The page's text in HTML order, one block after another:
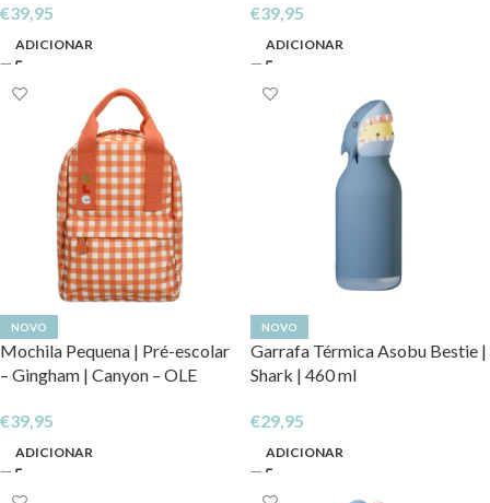
€39,95
ADICIONAR
€39,95
ADICIONAR
NOVO
Mochila Pequena | Pré-escolar
– Gingham | Canyon – OLE
€39,95
ADICIONAR
NOVO
Garrafa Térmica Asobu Bestie |
Shark | 460 ml
€29,95
ADICIONAR